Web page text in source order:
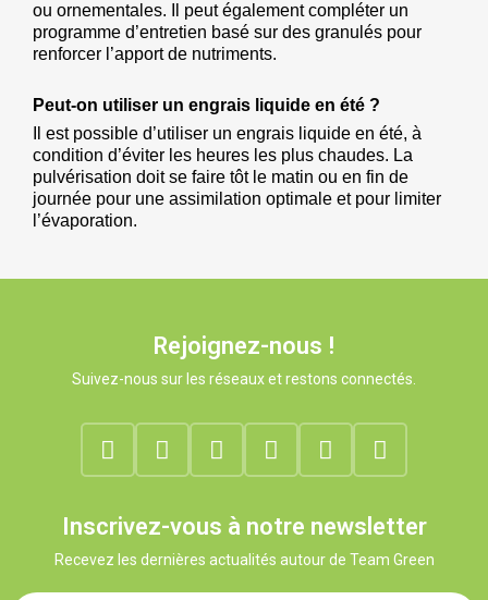
ou ornementales. Il peut également compléter un
programme d’entretien basé sur des granulés pour
renforcer l’apport de nutriments.
Peut-on utiliser un engrais liquide en été ?
Il est possible d’utiliser un engrais liquide en été, à
condition d’éviter les heures les plus chaudes. La
pulvérisation doit se faire tôt le matin ou en fin de
journée pour une assimilation optimale et pour limiter
l’évaporation.
Rejoignez-nous !
Suivez-nous sur les réseaux et restons connectés.
Inscrivez-vous à notre newsletter
Recevez les dernières actualités autour de Team Green